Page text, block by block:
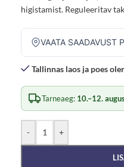
higistamist. Reguleeritav
VAATA SAADAVUST
Tallinnas laos ja poes
Tarneaeg: 10.–12.
- +